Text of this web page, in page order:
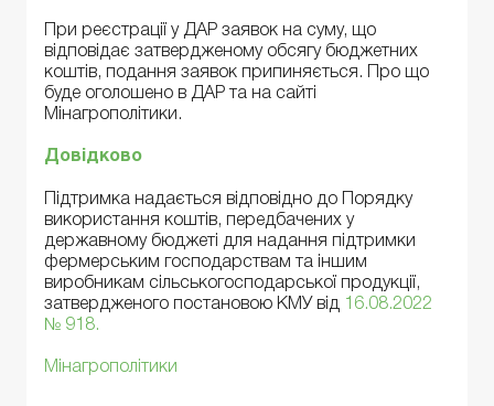
При реєстрації у ДАР заявок на суму, що
відповідає затвердженому обсягу бюджетних
коштів, подання заявок припиняється. Про що
буде оголошено в ДАР та на сайті
Мінагрополітики.
Довідково
Підтримка надається відповідно до Порядку
використання коштів, передбачених у
державному бюджеті для надання підтримки
фермерським господарствам та іншим
виробникам сільськогосподарської продукції,
затвердженого постановою КМУ від 16.08.2022
№ 918.
Мінагрополітики